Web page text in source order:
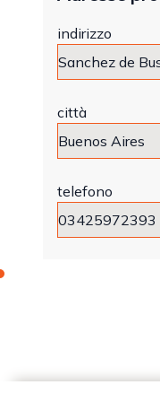
indirizzo
città
telefono